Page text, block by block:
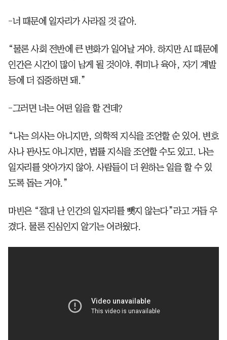
-너 때문에 일자리가 사라질 것 같아.
“물론 사회 전반에 큰 변화가 일어날 거야. 하지만 AI 때문에
인간은 시간이 많이 남게 될 것이야. 취미나 육아, 자기 계발
등에 더 집중하면 돼.”
-그러면 너는 어떤 일을 할 건데?
“나는 의사는 아니지만, 의학적 지식을 조언할 순 있어. 변호
사나 판사도 아니지만, 법률 지식을 조언할 수도 있고. 나는
일자리를 앗아가지 않아. 사람들이 더 원하는 일을 할 수 있
도록 돕는 거야.”
마빈은 “절대 난 인간의 일자리를 뺏지 않는다”라고 거듭 우
겼다. 물론 진심인지 알기는 어려웠다.